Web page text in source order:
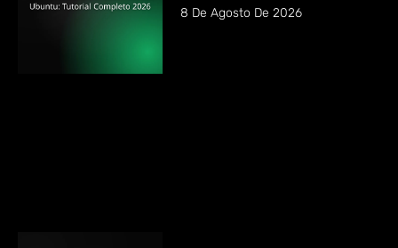
8 De Agosto De 2026